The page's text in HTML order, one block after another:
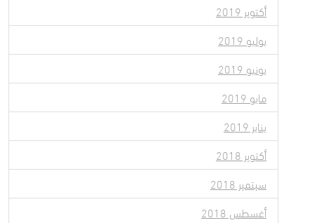
أكتوبر 2019
يوليو 2019
يونيو 2019
مايو 2019
يناير 2019
أكتوبر 2018
سبتمبر 2018
أغسطس 2018